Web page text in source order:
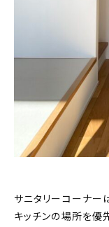
サニタリーコーナー
キッチンの場所を優